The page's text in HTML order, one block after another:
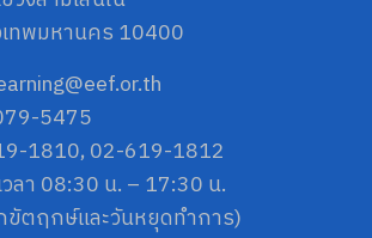
ทพมหานคร 10400
5475
1810, 02-619-1812
ลา 08:30 น. – 17:30 น.
ขัตฤกษ์และวันหยุดทำการ)